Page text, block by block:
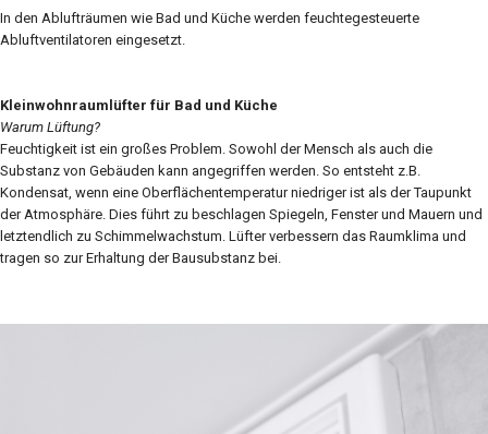
In den Ablufträumen wie Bad und Küche werden feuchtegesteuerte
Abluftventilatoren eingesetzt.
Kleinwohnraumlüfter für Bad und Küche
Warum Lüftung?
Feuchtigkeit ist ein großes Problem. Sowohl der Mensch als auch die
Substanz von Gebäuden kann angegriffen werden. So entsteht z.B.
Kondensat, wenn eine Oberflächentemperatur niedriger ist als der Taupunkt
der Atmosphäre. Dies führt zu beschlagen Spiegeln, Fenster und Mauern und
letztendlich zu Schimmelwachstum. Lüfter verbessern das Raumklima und
tragen so zur Erhaltung der Bausubstanz bei.